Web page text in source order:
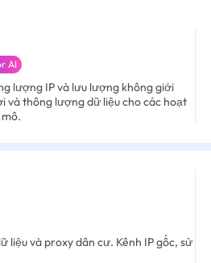
AI
lượng IP và lưu lượng không giới
và thông lượng dữ liệu cho các hoạt
liệu và proxy dân cư. Kênh IP gốc, sử